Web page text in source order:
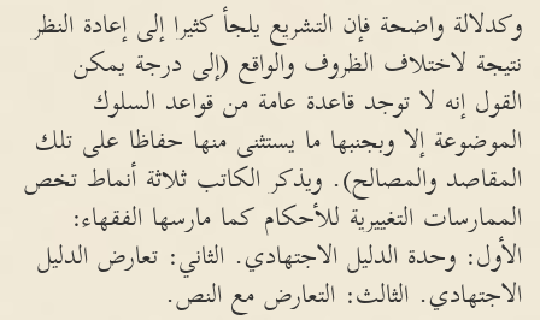
وكدلالة واضحة فإن التشريع يلجأ كثيرا إلى إعادة النظر
نتيجة لاختلاف الظروف والواقع (إلى درجة يمكن
القول إنه لا توجد قاعدة عامة من قواعد السلوك
الموضوعة إلا وبجنبها ما يستثنى منها حفاظا على تلك
المقاصد والمصالح). ويذكر الكاتب ثلاثة أنماط تخص
الممارسات التغييرية للأحكام كما مارسها الفقهاء:
الأول: وحدة الدليل الاجتهادي. الثاني: تعارض الدليل
الاجتهادي. الثالث: التعارض مع النص.